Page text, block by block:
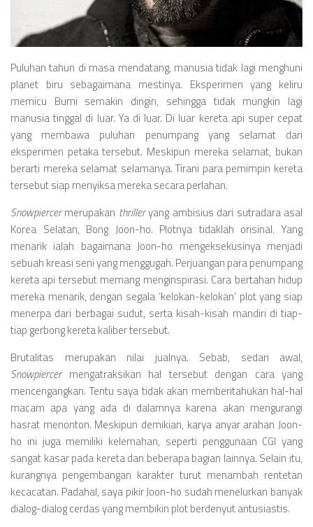
Television
Puluhan tahun di masa mendatang, manusia tidak lagi menghuni
planet biru sebagaimana mestinya. Eksperimen yang keliru
memicu Bumi semakin dingin, sehingga tidak mungkin lagi
manusia tinggal di luar. Ya di luar. Di luar kereta api super cepat
yang membawa puluhan penumpang yang selamat dari
eksperimen petaka tersebut. Meskipun mereka selamat, bukan
berarti mereka selamat selamanya. Tirani para pemimpin kereta
tersebut siap menyiksa mereka secara perlahan.
Snowpiercermerupakan thrilleryang ambisius dari sutradara asal
Korea Selatan, Bong Joon-ho. Plotnya tidaklah orisinal. Yang
menarik ialah bagaimana Joon-ho mengeksekusinya menjadi
sebuah kreasi seni yang menggugah. Perjuangan para penumpang
kereta api tersebut memang menginspirasi. Cara bertahan hidup
mereka menarik, dengan segala ‘kelokan-kelokan’ plot yang siap
menerpa dari berbagai sudut, serta kisah-kisah mandiri di tiap-
tiap gerbong kereta kaliber tersebut.
Brutalitas merupakan nilai jualnya. Sebab, sedari awal,
Snowpiercermengatraksikan hal tersebut dengan cara yang
mencengangkan. Tentu saya tidak akan memberitahukan hal-hal
macam apa yang ada di dalamnya karena akan mengurangi
hasrat menonton. Meskipun demikian, karya anyar arahan Joon-
ho ini juga memiliki kelemahan, seperti penggunaan CGI yang
sangat kasar pada kereta dan beberapa bagian lainnya. Selain itu,
kurangnya pengembangan karakter turut menambah rentetan
kecacatan. Padahal, saya pikir Joon-ho sudah menelurkan banyak
dialog-dialog cerdas yang membikin plot berdenyut antusiastis.